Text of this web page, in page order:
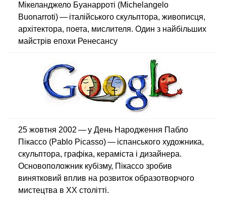
Мікеланджело Буанарроті (Michelangelo
Buonarroti) — італійського скульптора, живописця,
архітектора, поета, мислителя. Один з найбільших
майстрів епохи Ренесансу
25 жовтня 2002 — у День Народження Пабло
Пікассо (Pablo Picasso) — іспанського художника,
скульптора, графіка, кераміста і дизайнера.
Основоположник кубізму, Пікассо зробив
винятковий вплив на розвиток образотворчого
мистецтва в XX столітті.